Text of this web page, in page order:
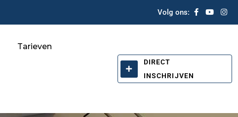
Volg ons:
Tarieven
DIRECT
INSCHRIJVEN